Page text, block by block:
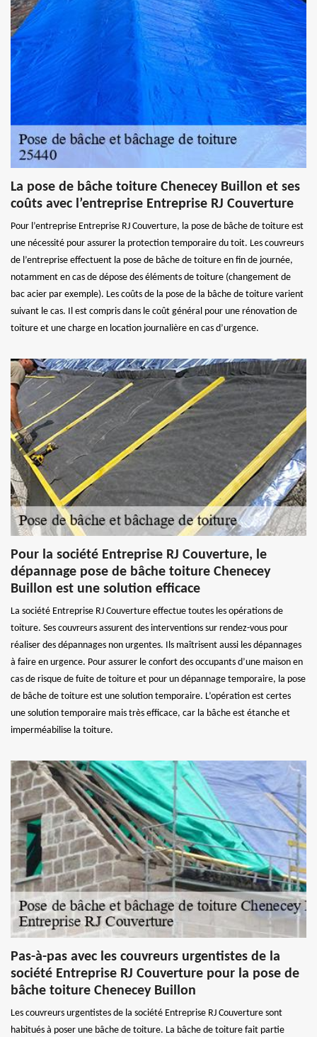
La pose de bâche toiture Chenecey Buillon et ses
coûts avec l’entreprise Entreprise RJ Couverture
Pour l’entreprise Entreprise RJ Couverture, la pose de bâche de toiture est
une nécessité pour assurer la protection temporaire du toit. Les couvreurs
de l’entreprise effectuent la pose de bâche de toiture en fin de journée,
notamment en cas de dépose des éléments de toiture (changement de
bac acier par exemple). Les coûts de la pose de la bâche de toiture varient
suivant le cas. Il est compris dans le coût général pour une rénovation de
toiture et une charge en location journalière en cas d’urgence.
Pour la société Entreprise RJ Couverture, le
dépannage pose de bâche toiture Chenecey
Buillon est une solution efficace
La société Entreprise RJ Couverture effectue toutes les opérations de
toiture. Ses couvreurs assurent des interventions sur rendez-vous pour
réaliser des dépannages non urgentes. Ils maîtrisent aussi les dépannages
à faire en urgence. Pour assurer le confort des occupants d’une maison en
cas de risque de fuite de toiture et pour un dépannage temporaire, la pose
de bâche de toiture est une solution temporaire. L’opération est certes
une solution temporaire mais très efficace, car la bâche est étanche et
imperméabilise la toiture.
Pas-à-pas avec les couvreurs urgentistes de la
société Entreprise RJ Couverture pour la pose de
bâche toiture Chenecey Buillon
Les couvreurs urgentistes de la société Entreprise RJ Couverture sont
habitués à poser une bâche de toiture. La bâche de toiture fait partie